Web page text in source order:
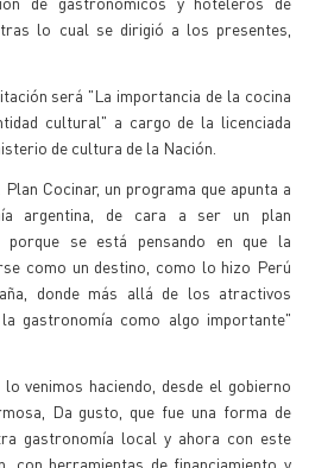
lo cual se dirigió a los presentes,
será "La importancia de la cocina
cultural" a cargo de la licenciada
de cultura de la Nación.
Cocinar, un programa que apunta a
argentina, de cara a ser un plan
porque se está pensando en que la
como un destino, como lo hizo Perú
donde más allá de los atractivos
gastronomía como algo importante"
venimos haciendo, desde el gobierno
Da gusto, que fue una forma de
gastronomía local y ahora con este
con herramientas de financiamiento y